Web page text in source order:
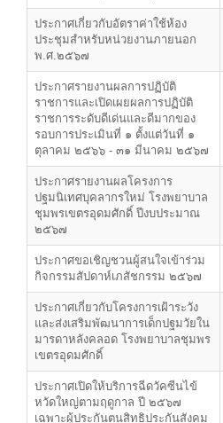
ประกาศเกี่ยวกับอัตราค่าใช้ห้อง
ประชุมสำหรับหน่วยงานภายนอก
พ.ศ.๒๕๖๗
ประกาศรายงานผลการปฏิบัติ
ราชการและเปิดเผยผลการปฏิบัติ
ราชการระดับดีเด่นและดีมากของ
รอบการประเมินที่ ๑ ตั้งแต่วันที่ ๑
ตุลาคม ๒๕๖๖ - ๓๑ มีนาคม ๒๕๖๗
ประกาศรายงานผลโครงการ
ปฐมนิเทศบุคลากรใหม่ โรงพยาบาล
ชุมพรเขตรอุดมศักดิ์ ปีงบประมาณ
๒๕๖๗
ประกาศขอเชิญชวนผู้สนใจเข้าร่วม
กิจกรรมสัปดาห์เภสัชกรรม ๒๕๖๗
ประกาศเกี่ยวกับโครงการเฝ้าระวัง
และส่งเสริมพัฒนาการเด็กปฐมวัยใน
มารดาหลังคลอด โรงพยาบาลชุมพร
เขตรอุดมศักดิ์
ประกาศเปิดให้บริการฉีดวัคซีนไข้
หวัดใหญ่ตามฤดูกาล ปี ๒๕๖๗
เฉพาะผู้ประกันตนสิทธิประกันสังคม